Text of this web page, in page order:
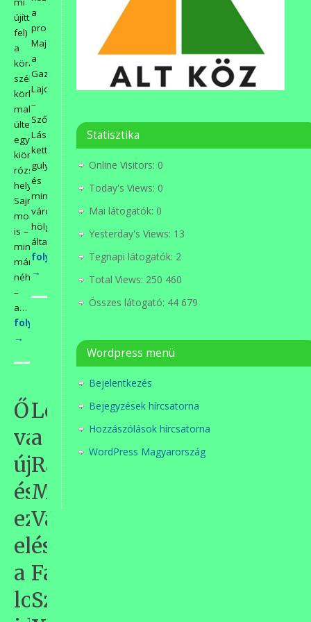
újíttattunk
fel)
a
körágyás
szélébe
körbe
mahóniákat
ültettünk
egyes
kiöregedett
rózsatövek
helyére.
Sajnos
most
is –
mint
már
néhányszor
–
a…
folytatás>>>
→
a
program.
Majd
a
Gazsó
Lajos
–
Szőke
László
kettős
gulyáslevesével
és
minden
városszépítős
hölgy
által…
folytatás>>>
→
Ősz
van
újra,
és
ezzel
eljött
a
lombhullás
Lezajlott
a
Ráday
Mihály
Város
és
Faluvédő
Szövetség
Statisztika
Online Visitors: 0
Today's Views: 0
Mai látogatók: 0
Yesterday's Views: 13
Tegnapi látogatók: 2
Total Views: 250 460
Összes látogató: 44 679
Wordpress menü
Bejelentkezés
Bejegyzések hírcsatorna
Hozzászólások hírcsatorna
WordPress Magyarország